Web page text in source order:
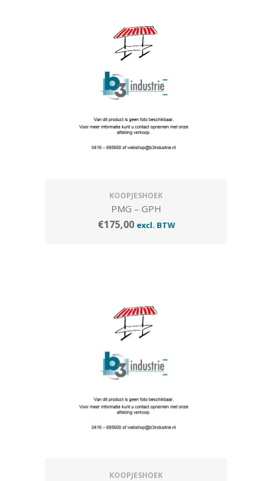
KOOPJESHOEK
PMG – GPH
€175,00 excl. BTW
KOOPJESHOEK